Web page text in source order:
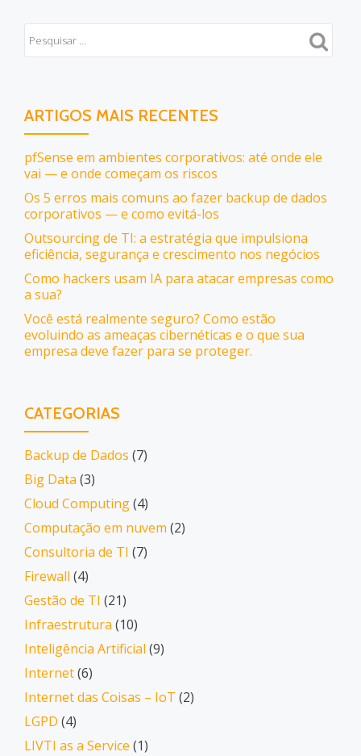
ARTIGOS MAIS RECENTES
pfSense em ambientes corporativos: até onde ele
vai — e onde começam os riscos
Os 5 erros mais comuns ao fazer backup de dados
corporativos — e como evitá-los
Outsourcing de TI: a estratégia que impulsiona
eficiência, segurança e crescimento nos negócios
Como hackers usam IA para atacar empresas como
a sua?
Você está realmente seguro? Como estão
evoluindo as ameaças cibernéticas e o que sua
empresa deve fazer para se proteger.
CATEGORIAS
Backup de Dados (7)
Big Data (3)
Cloud Computing(4)
Computação em nuvem (2)
Consultoria de TI (7)
Firewall (4)
Gestão de TI (21)
Infraestrutura (10)
Inteligência Artificial (9)
Internet(6)
Internet das Coisas – IoT (2)
LGPD (4)
LIVTI as a Service (1)